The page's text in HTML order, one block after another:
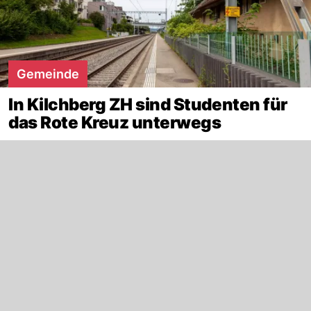
Gemeinde
In Kilchberg ZH sind Studenten für
das Rote Kreuz unterwegs